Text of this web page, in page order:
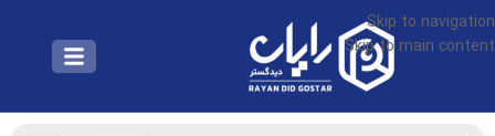
Skip to navigation
Skip to main content